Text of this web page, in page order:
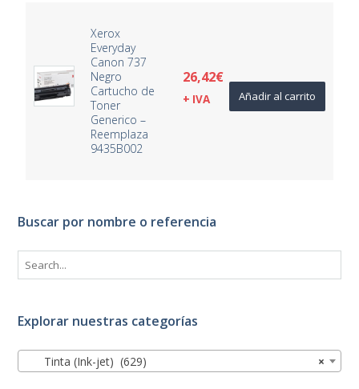
Xerox
Everyday
Canon 737
Negro
Cartucho de
Toner
Generico –
Reemplaza
9435B002
26,42€
+ IVA Añadir al carrito
Buscar por nombre o referencia
Explorar nuestras categorías
×
Tinta (Ink-jet) (629)